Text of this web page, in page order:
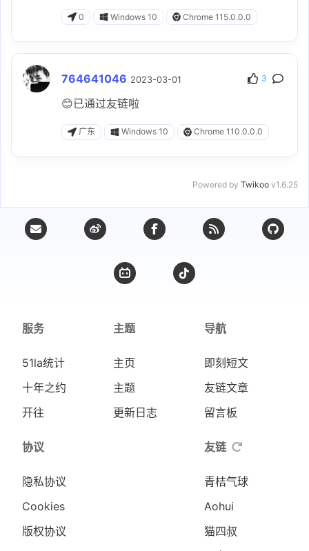
0 Windows 10 Chrome 115.0.0.0
764641046 2023-03-01 3
😊已通过友链啦
广东 Windows 10 Chrome 110.0.0.0
Powered by Twikoo v1.6.25
服务
51la统计
十年之约
开往
主题
主页
主题
更新日志
导航
即刻短文
友链文章
留言板
协议
隐私协议
Cookies
版权协议
友链
青桔气球
Aohui
猫四叔